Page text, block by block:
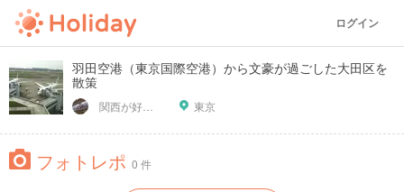
ログイン
羽田空港（東京国際空港）から文豪が過ごした大田区を
散策
東京
フォトレポ 0 件